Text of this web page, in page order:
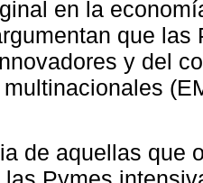
en la
que
y del
de aquellas que